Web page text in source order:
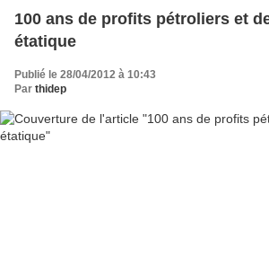
100 ans de profits pétroliers et
étatique
Publié le 28/04/2012 à 10:43
Par thidep